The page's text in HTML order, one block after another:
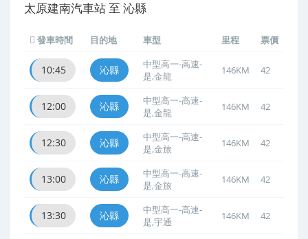
太原建南汽車站 至 沁縣
發車時間 目的地 車型 里程 票價
10:45 沁縣
中型高一-高速-
是,金龍
146KM 42
12:00 沁縣
中型高一-高速-
是,金龍
146KM 42
12:30 沁縣
中型高一-高速-
是,金旅
146KM 42
13:00 沁縣
中型高一-高速-
是,金旅
146KM 42
13:30 沁縣
中型高一-高速-
是,宇通
146KM 42